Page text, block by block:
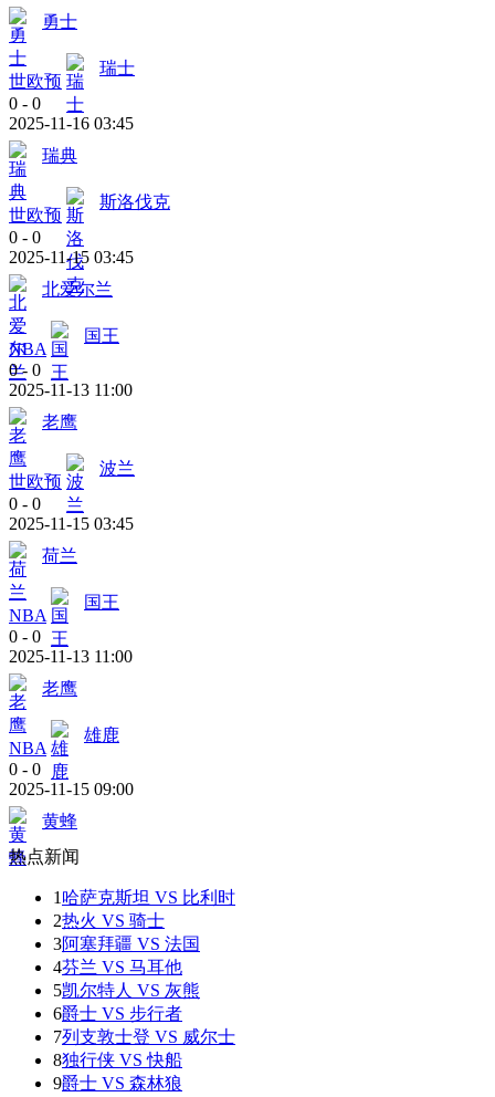
勇士
世欧预
瑞士
0 - 0
2025-11-16 03:45
瑞典
世欧预
斯洛伐克
0 - 0
2025-11-15 03:45
北爱尔兰
NBA
国王
0 - 0
2025-11-13 11:00
老鹰
世欧预
波兰
0 - 0
2025-11-15 03:45
荷兰
NBA
国王
0 - 0
2025-11-13 11:00
老鹰
NBA
雄鹿
0 - 0
2025-11-15 09:00
黄蜂
热点新闻
1 哈萨克斯坦 VS 比利时
2热火 VS 骑士
3阿塞拜疆 VS 法国
4芬兰 VS 马耳他
5凯尔特人 VS 灰熊
6爵士 VS 步行者
7列支敦士登 VS 威尔士
8独行侠 VS 快船
9爵士 VS 森林狼